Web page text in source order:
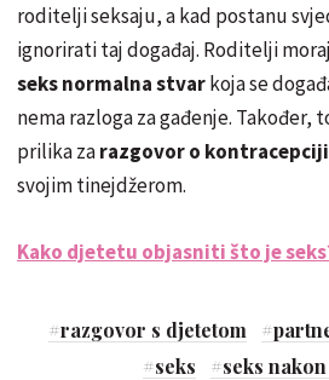
roditelji seksaju, a kad postanu
ignorirati taj događaj. Roditelji
seks normalna stvarkoja se
nema razloga za gađenje. Također,
prilika zarazgovor o kontracepciji
svojim tinejdžerom.
Kako djetetu objasniti što je
#razgovor s djetetom #
#seks #seks